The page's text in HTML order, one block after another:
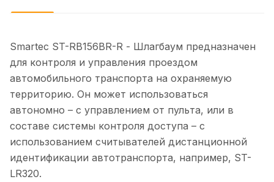
Smartec ST-RB156BR-R - Шлагбаум предназначен
для контроля и управления проездом
автомобильного транспорта на охраняемую
территорию. Он может использоваться
автономно – с управлением от пульта, или в
составе системы контроля доступа – с
использованием считывателей дистанционной
идентификации автотранспорта, например, ST-
LR320.